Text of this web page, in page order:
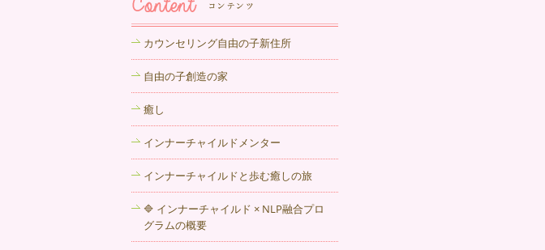
2017年12月6日
心の中でもやもやしている悩み、話すこ
とでラクになる場合もあります。心理カ
ウンセリング 千葉のカウンセリングルー
ムまでお気軽にどうぞ。
2017年11月29日
仕事、恋愛、人間関係、自分自身・・・
秋田のカウンセリング 音楽カフェ 自由
耳を傾けます。
2017年11月21日
カウンセリング自由の子新住所
自由の子創造の家
癒し
インナーチャイルドメンター
インナーチャイルドと歩む癒しの旅
🔷 インナーチャイルド × NLP融合プロ
グラムの概要